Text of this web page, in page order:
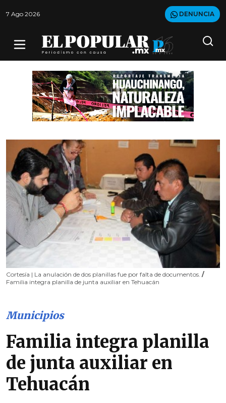
7 Ago 2026 DENUNCIA
Cortesía | La anulación de dos planillas fue por falta de documentos. /
Familia integra planilla de junta auxiliar en Tehuacán
Municipios
Familia integra planilla
de junta auxiliar en
Tehuacán